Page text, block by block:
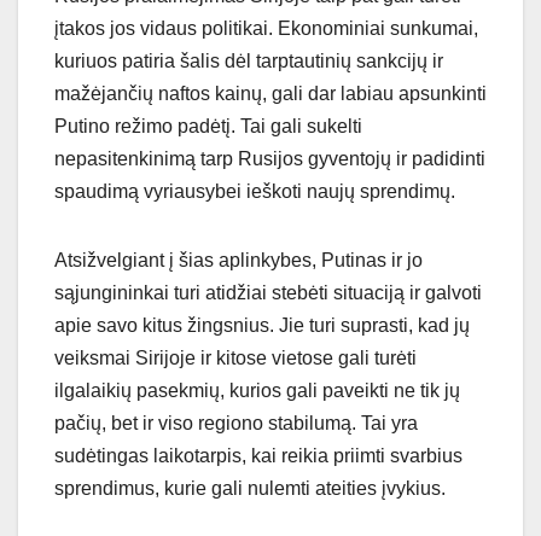
įtakos jos vidaus politikai. Ekonominiai sunkumai,
kuriuos patiria šalis dėl tarptautinių sankcijų ir
mažėjančių naftos kainų, gali dar labiau apsunkinti
Putino režimo padėtį. Tai gali sukelti
nepasitenkinimą tarp Rusijos gyventojų ir padidinti
spaudimą vyriausybei ieškoti naujų sprendimų.
Atsižvelgiant į šias aplinkybes, Putinas ir jo
sąjungininkai turi atidžiai stebėti situaciją ir galvoti
apie savo kitus žingsnius. Jie turi suprasti, kad jų
veiksmai Sirijoje ir kitose vietose gali turėti
ilgalaikių pasekmių, kurios gali paveikti ne tik jų
pačių, bet ir viso regiono stabilumą. Tai yra
sudėtingas laikotarpis, kai reikia priimti svarbius
sprendimus, kurie gali nulemti ateities įvykius.